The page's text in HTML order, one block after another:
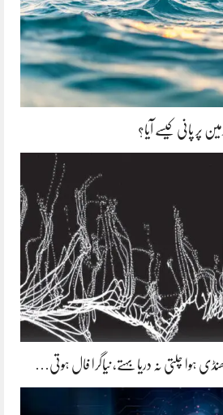
پر پانی کیسے آیا؟
ہوا چلتی نہ دریا بہتے، نیاگرا فال ہوتی…